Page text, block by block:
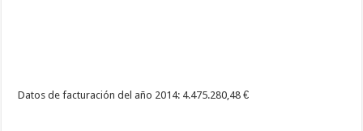
Datos de facturación del año 2014: 4.475.280,48 €